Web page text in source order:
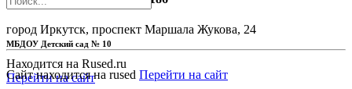
город Иркутск, проспект Маршала Жукова, 24
Находится на Rused.ru
Перейти на сайт
МБДОУ Детский сад № 10
Сайт находится на rused Перейти на сайт